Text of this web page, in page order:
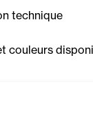
technique
couleurs